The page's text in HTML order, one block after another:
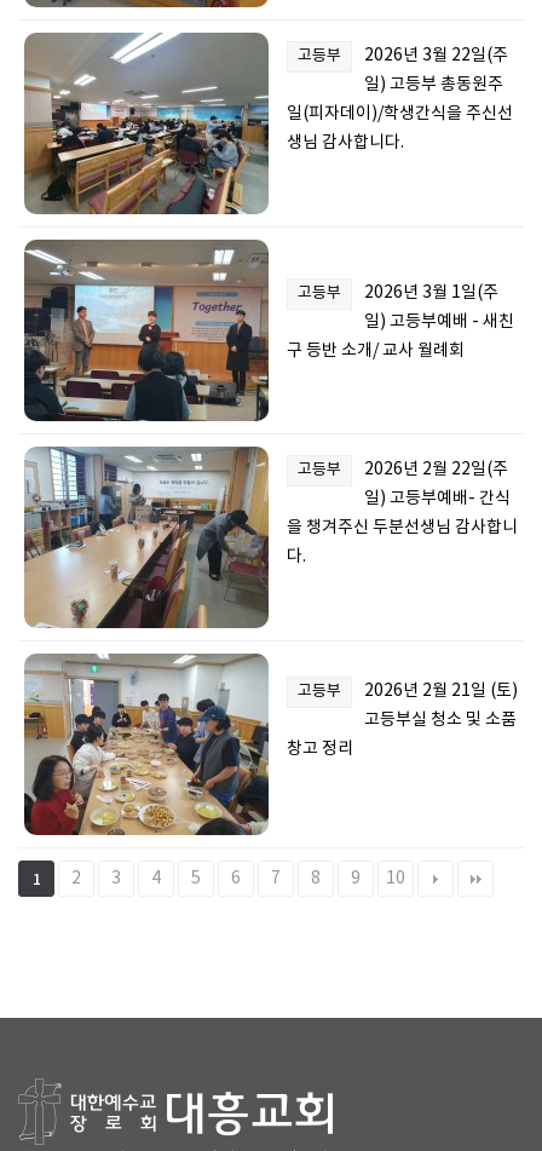
고등부
2026년 3월 22일(주
일) 고등부 총동원주
일(피자데이)/학생간식을 주신선
생님 감사합니다.
고등부
2026년 3월 1일(주
일) 고등부예배 - 새친
구 등반 소개/ 교사 월례회
고등부
2026년 2월 22일(주
일) 고등부예배- 간식
을 챙겨주신 두분선생님 감사합니
다.
고등부
2026년 2월 21일 (토)
고등부실 청소 및 소품
창고 정리
1 2 3 4 5 6 7 8 9 10